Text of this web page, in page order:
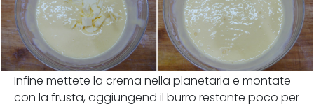
Infine mettete la crema nella planetaria e montate
con la frusta, aggiungend il burro restante poco per